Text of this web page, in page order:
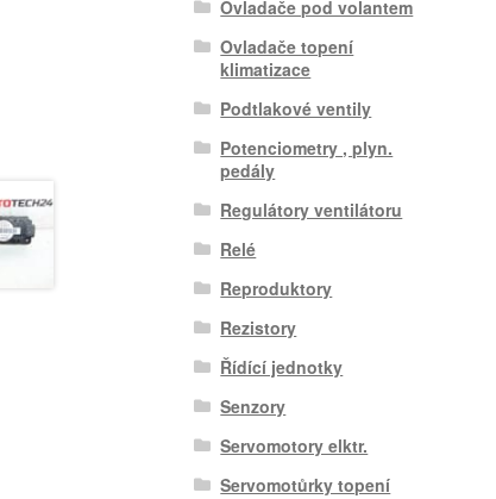
Ovladače pod volantem
Ovladače topení
klimatizace
Podtlakové ventily
Potenciometry , plyn.
pedály
Regulátory ventilátoru
Relé
Reproduktory
Rezistory
Řídící jednotky
Senzory
Servomotory elktr.
Servomotůrky topení